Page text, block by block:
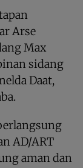
Arse
Max
sidang
Daat,
AD/ART
aman dan